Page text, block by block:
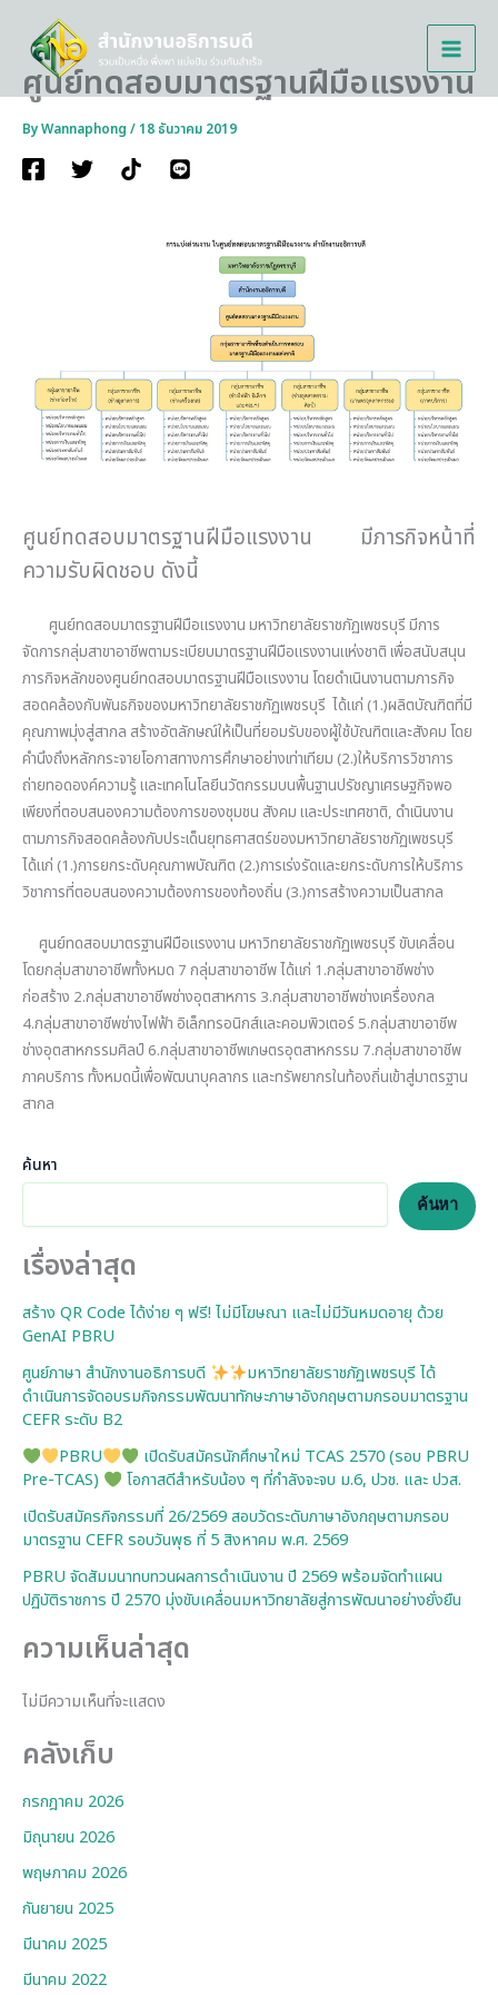
content
ศูนย์ทดสอบมาตรฐานฝีมือแรงงาน
ByWannaphong /18 ธันวาคม 2019
ศูนย์ทดสอบมาตรฐานฝีมือแรงงาน มีภารกิจหน้าที่
ความรับผิดชอบ ดังนี้
ศูนย์ทดสอบมาตรฐานฝีมือแรงงาน มหาวิทยาลัยราชภัฏเพชรบุรี มีการ
จัดการกลุ่มสาขาอาชีพตามระเบียบมาตรฐานฝีมือแรงงานแห่งชาติ เพื่อสนับสนุน
ภารกิจหลักของศูนย์ทดสอบมาตรฐานฝีมือแรงงาน โดยดำเนินงานตามภารกิจ
สอดคล้องกับพันธกิจของมหาวิทยาลัยราชภัฏเพชรบุรี ได้แก่ (1.)ผลิตบัณฑิตที่มี
คุณภาพมุ่งสู่สากล สร้างอัตลักษณ์ให้เป็นที่ยอมรับของผู้ใช้บัณฑิตและสังคม โดย
คำนึงถึงหลักกระจายโอกาสทางการศึกษาอย่างเท่าเทียม (2.)ให้บริการวิชาการ
ถ่ายทอดองค์ความรู้ และเทคโนโลยีนวัตกรรมบนพื้นฐานปรัชญาเศรษฐกิจพอ
เพียงที่ตอบสนองความต้องการของชุมชน สังคม และประเทศชาติ, ดำเนินงาน
ตามภารกิจสอดคล้องกับประเด็นยุทธศาสตร์ของมหาวิทยาลัยราชภัฏเพชรบุรี
ได้แก่ (1.)การยกระดับคุณภาพบัณฑิต (2.)การเร่งรัดและยกระดับการให้บริการ
วิชาการที่ตอบสนองความต้องการของท้องถิ่น (3.)การสร้างความเป็นสากล
ศูนย์ทดสอบมาตรฐานฝีมือแรงงาน มหาวิทยาลัยราชภัฏเพชรบุรี ขับเคลื่อน
โดยกลุ่มสาขาอาชีพทั้งหมด 7 กลุ่มสาขาอาชีพ ได้แก่ 1.กลุ่มสาขาอาชีพช่าง
ก่อสร้าง 2.กลุ่มสาขาอาชีพช่างอุตสาหการ 3.กลุ่มสาขาอาชีพช่างเครื่องกล
4.กลุ่มสาขาอาชีพช่างไฟฟ้า อิเล็กทรอนิกส์และคอมพิวเตอร์ 5.กลุ่มสาขาอาชีพ
ช่างอุตสาหกรรมศิลป์ 6.กลุ่มสาขาอาชีพเกษตรอุตสาหกรรม 7.กลุ่มสาขาอาชีพ
ภาคบริการ ทั้งหมดนี้เพื่อพัฒนาบุคลากร และทรัพยากรในท้องถิ่นเข้าสู่มาตรฐาน
สากล
ค้นหา
ค้นหา
เรื่องล่าสุด
สร้าง QR Code ได้ง่าย ๆ ฟรี! ไม่มีโฆษณา และไม่มีวันหมดอายุ ด้วย
GenAI PBRU
ศูนย์ภาษา สำนักงานอธิการบดี
มหาวิทยาลัยราชภัฏเพชรบุรี ได้
ดำเนินการจัดอบรมกิจกรรมพัฒนาทักษะภาษาอังกฤษตามกรอบมาตรฐาน
CEFR ระดับ B2
PBRU
เปิดรับสมัครนักศึกษาใหม่ TCAS 2570 (รอบ PBRU
Pre-TCAS)
โอกาสดีสำหรับน้อง ๆ ที่กำลังจะจบ ม.6, ปวช. และ ปวส.
เปิดรับสมัครกิจกรรมที่ 26/2569 สอบวัดระดับภาษาอังกฤษตามกรอบ
มาตรฐาน CEFR รอบวันพุธ ที่ 5 สิงหาคม พ.ศ. 2569
PBRU จัดสัมมนาทบทวนผลการดำเนินงาน ปี 2569 พร้อมจัดทำแผน
ปฏิบัติราชการ ปี 2570 มุ่งขับเคลื่อนมหาวิทยาลัยสู่การพัฒนาอย่างยั่งยืน
ความเห็นล่าสุด
ไม่มีความเห็นที่จะแสดง
คลังเก็บ
กรกฎาคม 2026
มิถุนายน 2026
พฤษภาคม 2026
กันยายน 2025
มีนาคม 2025
มีนาคม 2022